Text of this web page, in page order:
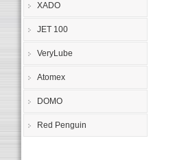
XADO
JET 100
VeryLube
Atomex
DOMO
Red Penguin